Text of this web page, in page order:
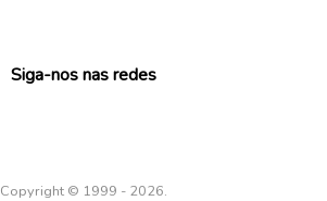
Siga-nos nas redes
Copyright © 1999 - 2026.